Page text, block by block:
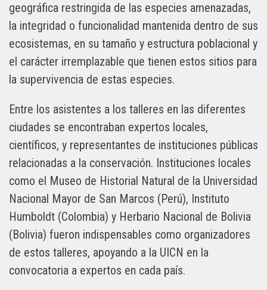
geográfica restringida de las especies amenazadas,
la integridad o funcionalidad mantenida dentro de sus
ecosistemas, en su tamaño y estructura poblacional y
el carácter irremplazable que tienen estos sitios para
la supervivencia de estas especies.
Entre los asistentes a los talleres en las diferentes
ciudades se encontraban expertos locales,
científicos, y representantes de instituciones públicas
relacionadas a la conservación. Instituciones locales
como el Museo de Historial Natural de la Universidad
Nacional Mayor de San Marcos (Perú), Instituto
Humboldt (Colombia) y Herbario Nacional de Bolivia
(Bolivia) fueron indispensables como organizadores
de estos talleres, apoyando a la UICN en la
convocatoria a expertos en cada país.